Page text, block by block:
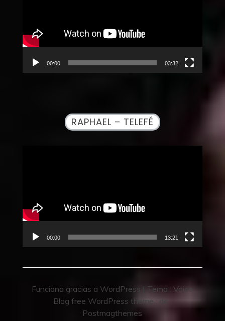
00:00 03:32
RAPHAEL – TELEFÉ
00:00 13:21
Funciona gracias a WordPress |Tema :Voice
Blog free WordPress theme : de :
Postmagthemes